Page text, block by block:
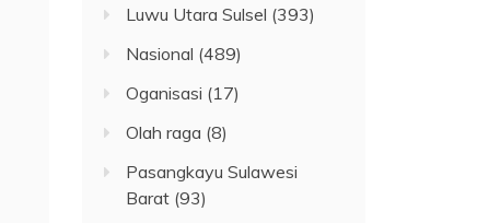
Luwu Utara Sulsel (393)
Nasional (489)
Oganisasi (17)
Olah raga (8)
Pasangkayu Sulawesi
Barat (93)